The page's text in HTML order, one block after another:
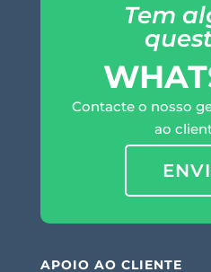
Tem
Contacte o nosso
ao
APOIO AO CLIENTE